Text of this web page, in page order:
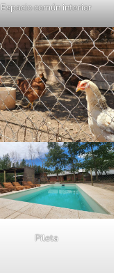
Espacio común interior
Pileta